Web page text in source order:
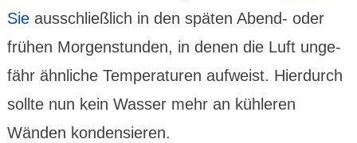
Sieaus­schließ­lich in den späten Abend- oder
frühen Morgen­stunden, in denen die Luft unge­
fähr ähn­liche Tempera­turen aufweist. Hierdurch
sollte nun kein Wasser mehr an kühleren
Wänden konden­sieren.